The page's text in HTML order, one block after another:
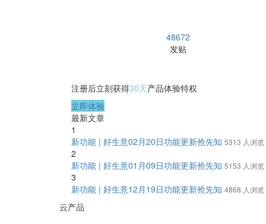
48672
发贴
注册后立刻获得30天产品体验特权
立即体验
最新文章
1
新功能 | 好生意02月20日功能更新抢先知 5313 人浏览
2
新功能 | 好生意01月09日功能更新抢先知 5153 人浏览
3
新功能 | 好生意12月19日功能更新抢先知 4868 人浏览
云产品